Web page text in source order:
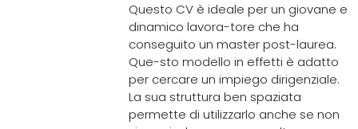
Questo CV è ideale per un giovane e
dinamico lavora-tore che ha
conseguito un master post-laurea.
Que-sto modello in effetti è adatto
per cercare un impiego dirigenziale.
La sua struttura ben spaziata
permette di utilizzarlo anche se non